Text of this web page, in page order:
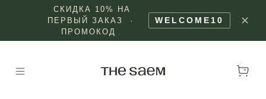
СКИДКА 10% НА
ПЕРВЫЙ ЗАКАЗ ·
ПРОМОКОД
WELCOME10 ✕